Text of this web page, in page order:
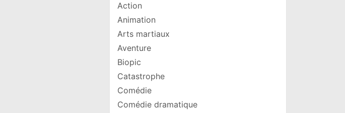
Action
Animation
Arts martiaux
Aventure
Biopic
Catastrophe
Comédie
Comédie dramatique